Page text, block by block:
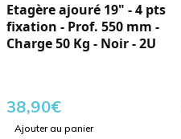
Etagère ajouré 19" - 4 pts
fixation - Prof. 550 mm -
Charge 50 Kg - Noir - 2U
38,90€
Ajouter au panier